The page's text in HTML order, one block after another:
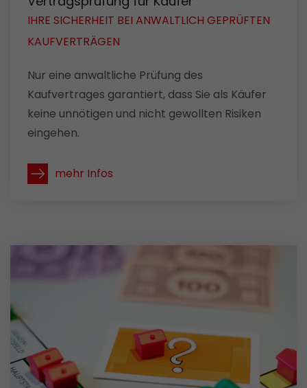
IHRE SICHERHEIT BEI ANWALTLICH GEPRÜFTEN
KAUFVERTRÄGEN
Nur eine anwaltliche Prüfung des
Kaufvertrages garantiert, dass Sie als Käufer
keine unnötigen und nicht gewollten Risiken
eingehen.
mehr Infos